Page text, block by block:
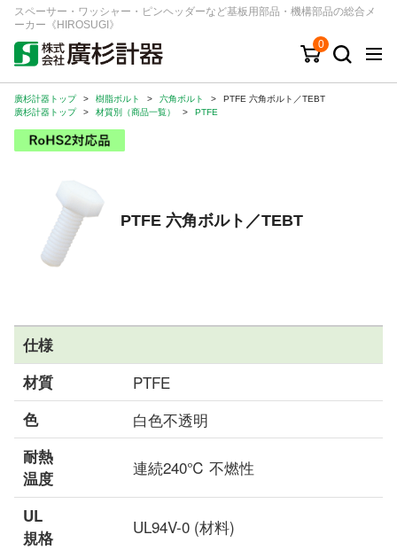
スペーサー・ワッシャー・ピンヘッダーなど基板用部品・機構部品の総合メ
ーカー《HIROSUGI》
0
キーワード 品番/シリーズ
商品カテゴリから探す
ジャンルから探す
シリーズから探す
ログイン
ご利用ガイド
お問い合わせ窓口
会社情報
廣杉計器トップ > 樹脂ボルト > 六角ボルト >
PTFE 六角ボルト／TEBT
廣杉計器トップ
> 材質別（商品一覧） > PTFE
PTFE 六角ボルト／TEBT
仕様
材質
PTFE
色 白色不透明
耐熱
温度
連続240℃ 不燃性
UL
規格
UL94V-0 (材料)